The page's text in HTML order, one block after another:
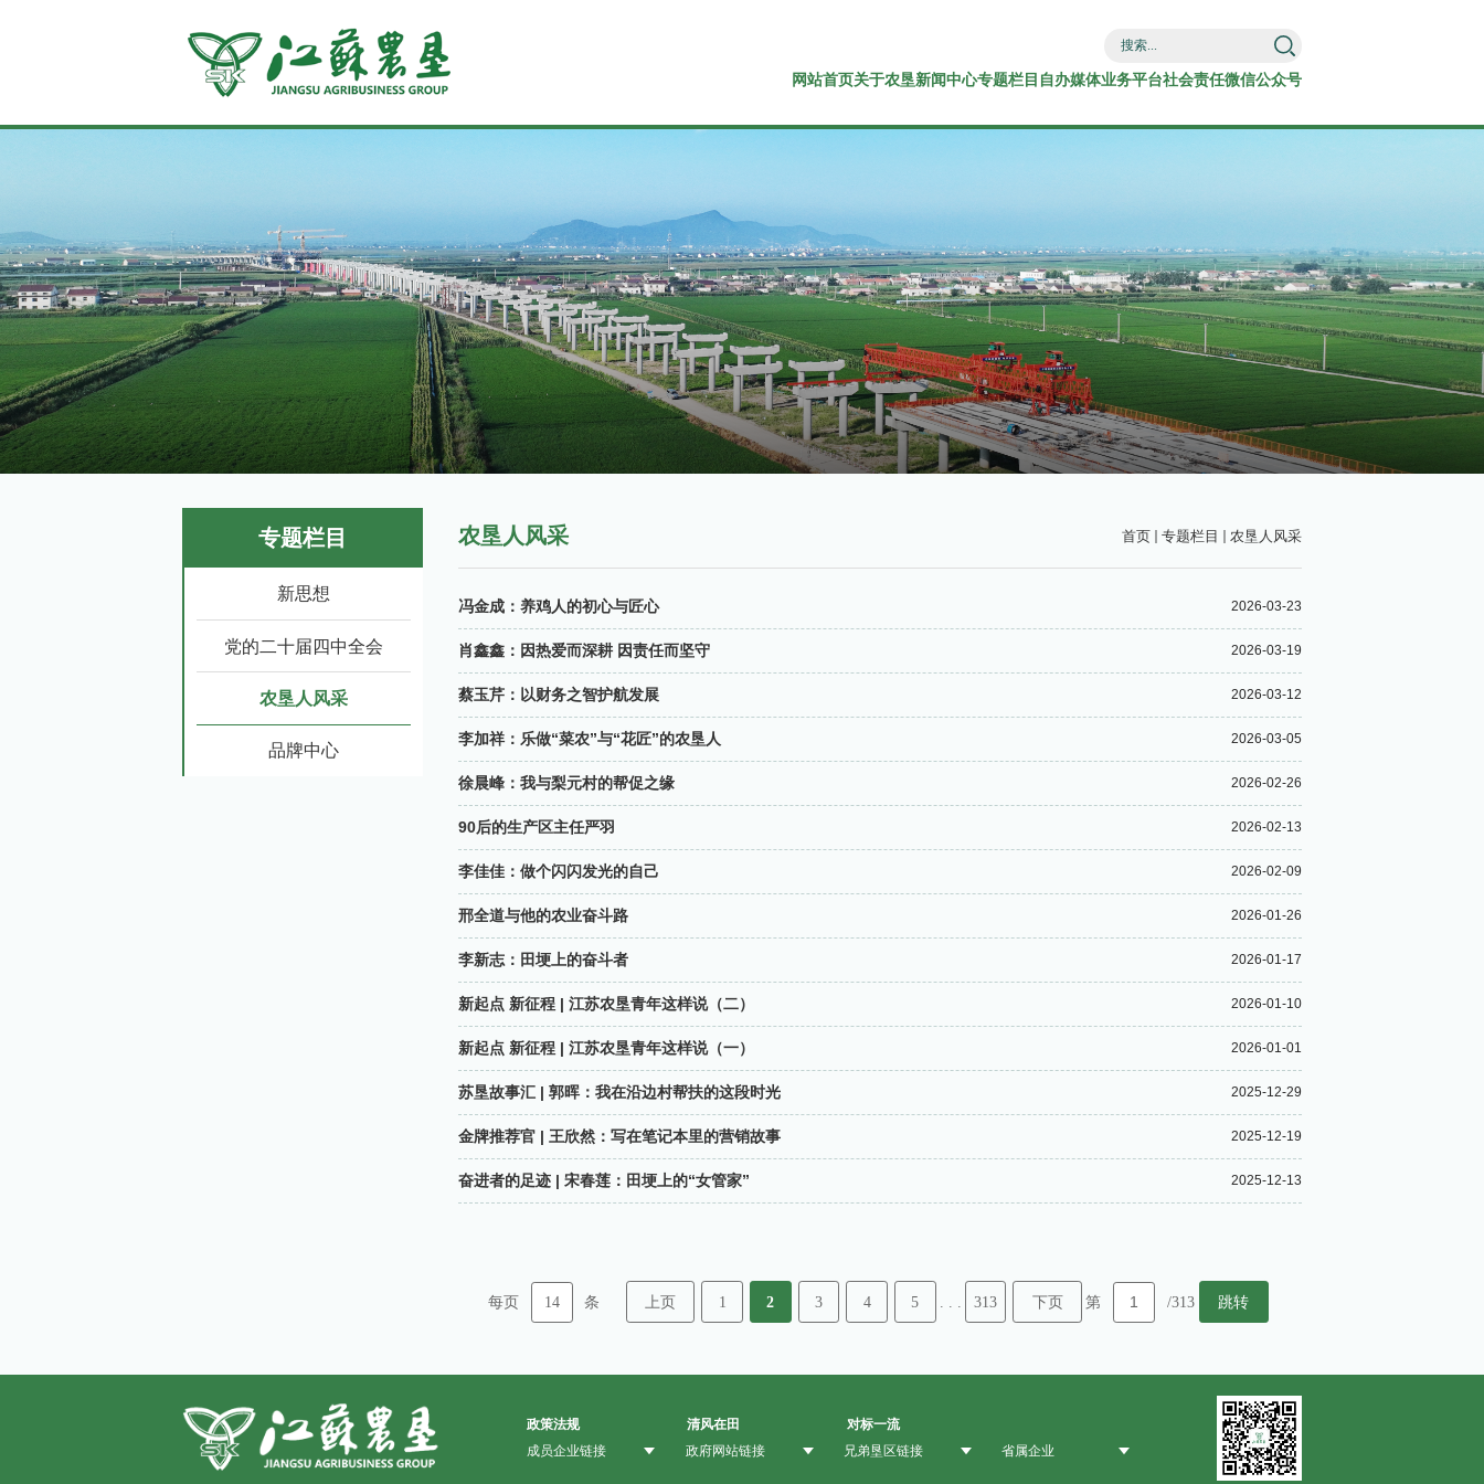
网站首页关于农垦新闻中心专题栏目 自办媒体业务平台社会责任微信公众号
专题栏目
新思想
党的二十届四中全会
农垦人风采
品牌中心
首页 专题栏目 农垦人风采
农垦人风采
​冯金成：养鸡人的初心与匠心 2026-03-23
肖鑫鑫：因热爱而深耕 因责任而坚守 2026-03-19
蔡玉芹：以财务之智护航发展 2026-03-12
李加祥：乐做“菜农”与“花匠”的农垦人 2026-03-05
徐晨峰：我与梨元村的帮促之缘 2026-02-26
90后的生产区主任严羽 2026-02-13
李佳佳：做个闪闪发光的自己 2026-02-09
邢全道与他的农业奋斗路 2026-01-26
李新志：田埂上的奋斗者 2026-01-17
新起点 新征程 | 江苏农垦青年这样说（二） 2026-01-10
新起点 新征程 | 江苏农垦青年这样说（一） 2026-01-01
苏垦故事汇 | 郭晖：我在沿边村帮扶的这段时光 2025-12-29
金牌推荐官 | 王欣然：写在笔记本里的营销故事 2025-12-19
奋进者的足迹 | 宋春莲：田埂上的“女管家” 2025-12-13
每页 14 条 上页 1 2 3 4 5 313 下页 第 /313 跳转
政策法规 清风在田
对标一流
成员企业链接
政府网站链接 兄弟垦区链接 省属企业